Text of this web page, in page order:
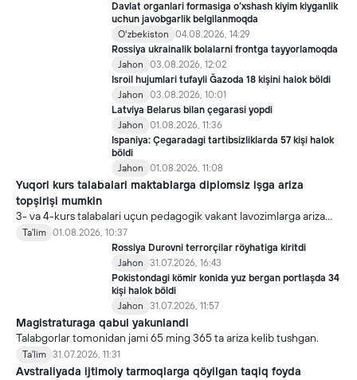
Davlat organlari formasiga o‘xshash kiyim kiyganlik
uchun javobgarlik belgilanmoqda
Oʻzbekiston
04.08.2026, 14:29
Rossiya ukrainalik bolalarni frontga tayyorlamoqda
Jahon
03.08.2026, 12:02
Isroil hujumlari tufayli Ğazoda 18 kişini halok böldi
Jahon
03.08.2026, 10:01
Latviya Belarus bilan çegarasi yopdi
Jahon
01.08.2026, 11:36
Ispaniya: Çegaradagi tartibsizliklarda 57 kişi halok
böldi
Jahon
01.08.2026, 11:08
Yuqori kurs talabalari maktablarga diplomsiz işga ariza
topşirişi mumkin
3- va 4-kurs talabalari uçun pedagogik vakant lavozimlarga ariza
topşirish yanada soddalaştirildi.
Ta'lim 01.08.2026, 10:37
Rossiya Durovni terrorçilar röyhatiga kiritdi
Jahon
31.07.2026, 16:43
Pokistondagi kömir konida yuz bergan portlaşda 34
kişi halok böldi
Jahon
31.07.2026, 11:57
Magistraturaga qabul yakunlandi
Talabgorlar tomonidan jami 65 ming 365 ta ariza kelib tushgan.
Ta'lim 31.07.2026, 11:31
Avstraliyada ijtimoiy tarmoqlarga qöyilgan taqiq foyda